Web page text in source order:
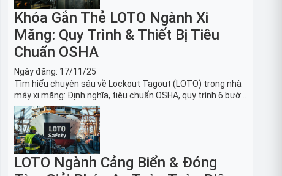
Khóa Gắn Thẻ LOTO Ngành Xi
Măng: Quy Trình & Thiết Bị Tiêu
Chuẩn OSHA
Ngày đăng: 17/11/25
Tìm hiểu chuyên sâu về Lockout Tagout (LOTO) trong nhà
máy xi măng: Định nghĩa, tiêu chuẩn OSHA, quy trình 6 bước
và danh sách thiết bị LOTO thiết yếu. Giải pháp bảo trì lò
nung, máy nghiền an toàn.
LOTO Ngành Cảng Biển & Đóng